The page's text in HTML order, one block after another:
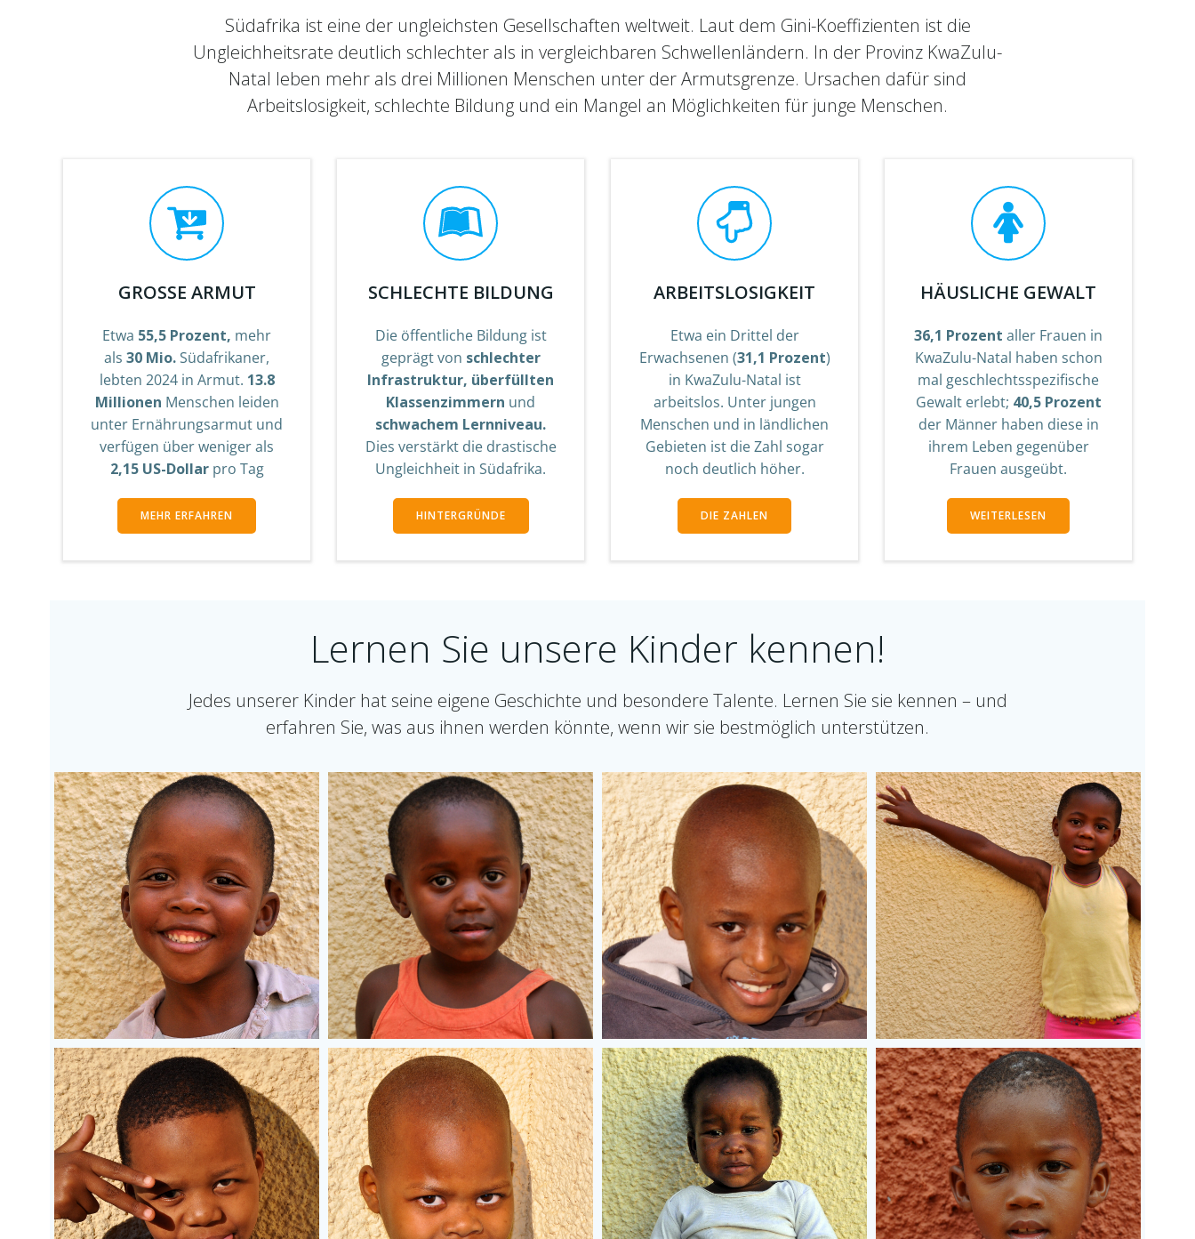
Südafrika ist eine der ungleichsten Gesellschaften weltweit. Laut dem Gini-Koeffizienten ist die
Ungleichheitsrate deutlich schlechter als in vergleichbaren Schwellenländern. In der Provinz KwaZulu-
Natal leben mehr als drei Millionen Menschen unter der Armutsgrenze. Ursachen dafür sind
Arbeitslosigkeit, schlechte Bildung und ein Mangel an Möglichkeiten für junge Menschen.
GROSSE ARMUT
Etwa 55,5 Prozent, mehr
als 30 Mio.Südafrikaner,
lebten 2024 in Armut. 13.8
Millionen Menschen leiden
unter Ernährungsarmut und
verfügen über weniger als
2,15 US-Dollar pro Tag
MEHR ERFAHREN
SCHLECHTE BILDUNG
Die öffentliche Bildung ist
geprägt von schlechter
Infrastruktur, überfüllten
Klassenzimmern und
schwachem Lernniveau.
Dies verstärkt die drastische
Ungleichheit in Südafrika.
HINTERGRÜNDE
ARBEITSLOSIGKEIT
Etwa ein Drittel der
Erwachsenen (31,1 Prozent)
in KwaZulu-Natal ist
arbeitslos. Unter jungen
Menschen und in ländlichen
Gebieten ist die Zahl sogar
noch deutlich höher.
DIE ZAHLEN
HÄUSLICHE GEWALT
36,1 Prozent aller Frauen in
KwaZulu-Natal haben schon
mal geschlechtsspezifische
Gewalt erlebt; 40,5 Prozent
der Männer haben diese in
ihrem Leben gegenüber
Frauen ausgeübt.
WEITERLESEN
Lernen Sie unsere Kinder kennen!
Jedes unserer Kinder hat seine eigene Geschichte und besondere Talente. Lernen Sie sie kennen – und
erfahren Sie, was aus ihnen werden könnte, wenn wir sie bestmöglich unterstützen.